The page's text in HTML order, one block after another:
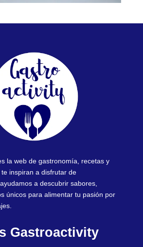
la web de gastronomía, recetas y
inspiran a disfrutar de
a descubrir sabores,
únicos para alimentar tu pasión por
Gastroactivity